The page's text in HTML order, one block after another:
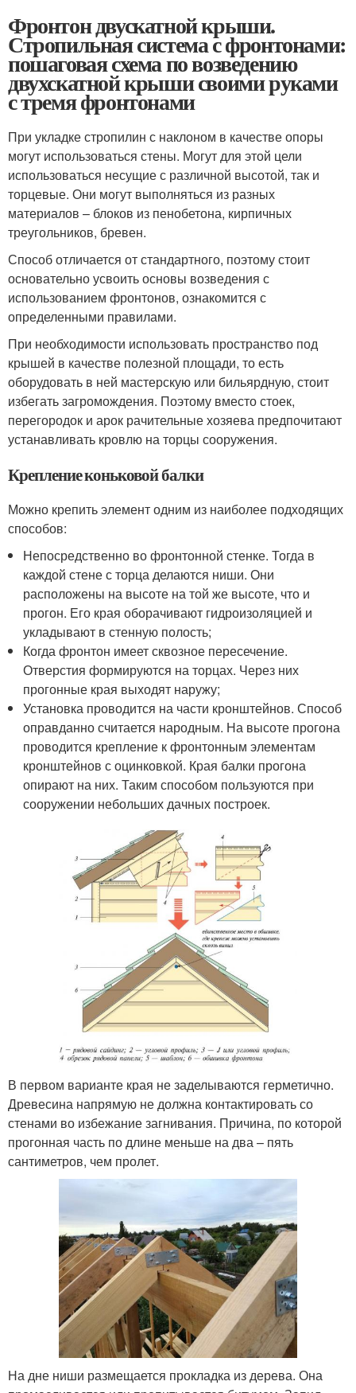
Фронтон двускатной крыши.
Стропильная система с фронтонами:
пошаговая схема по возведению
двухскатной крыши своими руками
с тремя фронтонами
При укладке стропилин с наклоном в качестве опоры
могут использоваться стены. Могут для этой цели
использоваться несущие с различной высотой, так и
торцевые. Они могут выполняться из разных
материалов – блоков из пенобетона, кирпичных
треугольников, бревен.
Способ отличается от стандартного, поэтому стоит
основательно усвоить основы возведения с
использованием фронтонов, ознакомится с
определенными правилами.
При необходимости использовать пространство под
крышей в качестве полезной площади, то есть
оборудовать в ней мастерскую или бильярдную, стоит
избегать загромождения. Поэтому вместо стоек,
перегородок и арок рачительные хозяева предпочитают
устанавливать кровлю на торцы сооружения.
Крепление коньковой балки
Можно крепить элемент одним из наиболее подходящих
способов:
Непосредственно во фронтонной стенке. Тогда в
каждой стене с торца делаются ниши. Они
расположены на высоте на той же высоте, что и
прогон. Его края оборачивают гидроизоляцией и
укладывают в стенную полость;
Когда фронтон имеет сквозное пересечение.
Отверстия формируются на торцах. Через них
прогонные края выходят наружу;
Установка проводится на части кронштейнов. Способ
оправданно считается народным. На высоте прогона
проводится крепление к фронтонным элементам
кронштейнов с оцинковкой. Края балки прогона
опирают на них. Таким способом пользуются при
сооружении небольших дачных построек.
В первом варианте края не заделываются герметично.
Древесина напрямую не должна контактировать со
стенами во избежание загнивания. Причина, по которой
прогонная часть по длине меньше на два – пять
сантиметров, чем пролет.
На дне ниши размещается прокладка из дерева. Она